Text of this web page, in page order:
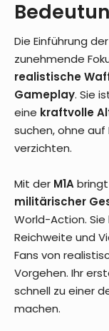
Die Einführung der
zunehmende
realistische
Gameplay. Sie
eine kraftvolle
suchen, ohne auf
verzichten.
Mit der M1Abringt
militärischer
World-Action.
Reichweite und
Fans von
Vorgehen. Ihr
schnell zu einer
machen.